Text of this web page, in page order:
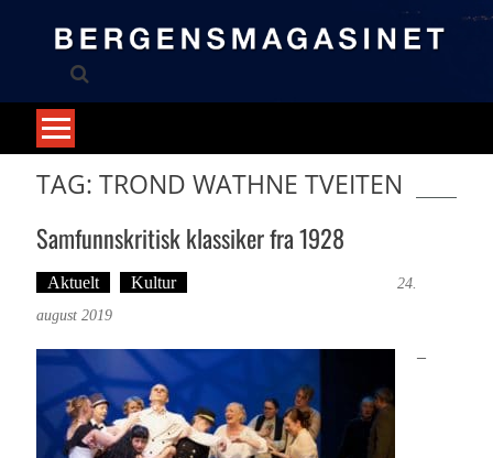
TAG: TROND WATHNE TVEITEN
Samfunnskritisk klassiker fra 1928
Aktuelt Kultur
24.
august 2019
–